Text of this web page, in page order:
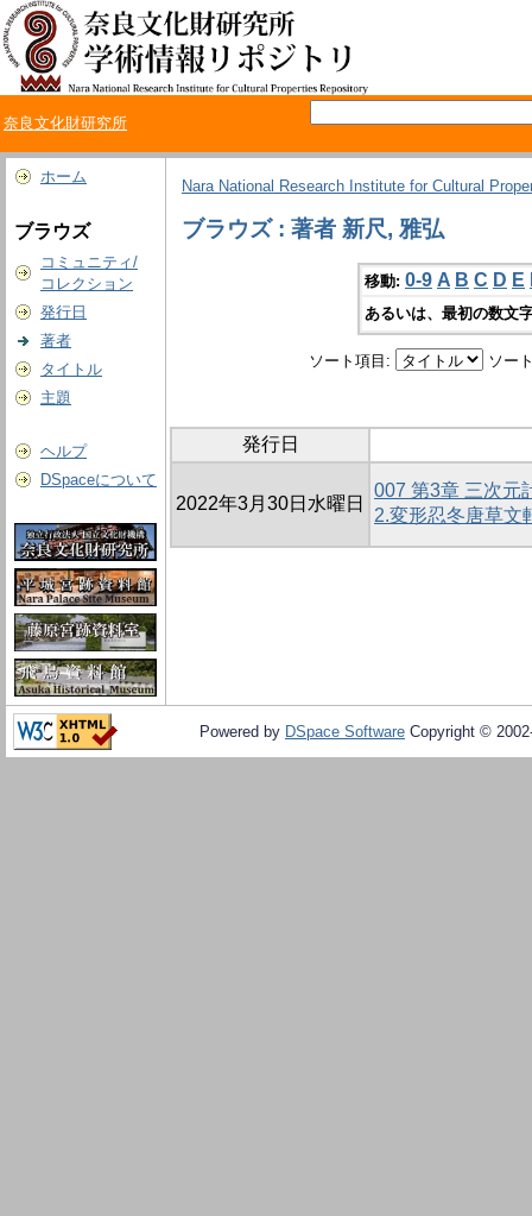
奈良文化財研究所
ホーム
ブラウズ
コミュニティ/
コレクション
発行日
著者
タイトル
主題
ヘルプ
DSpaceについて
Nara National Research Institute for Cultural
ブラウズ : 著者 新尺, 雅弘
移動: 0-9 A B C D E
あるいは、最初の数文
ソート項目: ソー
発行日
2022年3月30日水曜日
007 第3章 三次元
2.変形忍冬唐草文
Powered by DSpace Software Copyright ©